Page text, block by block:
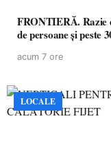
FRONTIERĂ. Razie
de persoane și peste
acum 7 ore
LOCALE